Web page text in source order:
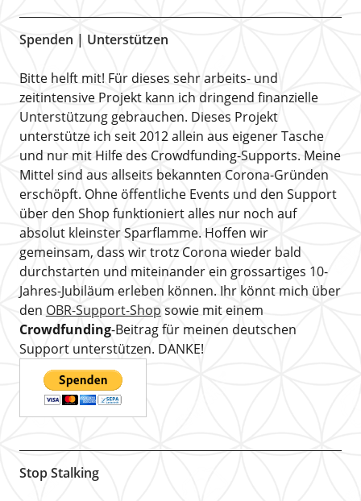
Betrag eingeben (EUR):
Ich habe die Infos zumDatenschutz gelesen.
€3,00
Spenden | Unterstützen
Bitte helft mit! Für dieses sehr arbeits- und
zeitintensive Projekt kann ich dringend finanzielle
Unterstützung gebrauchen. Dieses Projekt
unterstütze ich seit 2012 allein aus eigener Tasche
und nur mit Hilfe des Crowdfunding-Supports. Meine
Mittel sind aus allseits bekannten Corona-Gründen
erschöpft. Ohne öffentliche Events und den Support
über den Shop funktioniert alles nur noch auf
absolut kleinster Sparflamme. Hoffen wir
gemeinsam, dass wir trotz Corona wieder bald
durchstarten und miteinander ein grossartiges 10-
Jahres-Jubiläum erleben können. Ihr könnt mich über
den OBR-Support-Shop sowie mit einem
Crowdfunding-Beitrag für meinen deutschen
Support unterstützen. DANKE!
Stop Stalking